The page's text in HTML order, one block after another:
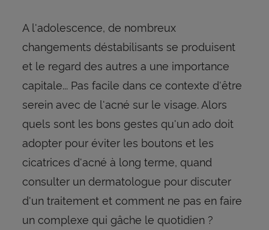
A l'adolescence, de nombreux
changements déstabilisants se produisent
et le regard des autres a une importance
capitale... Pas facile dans ce contexte d'être
serein avec de l'acné sur le visage. Alors
quels sont les bons gestes qu'un ado doit
adopter pour éviter les boutons et les
cicatrices d'acné à long terme, quand
consulter un dermatologue pour discuter
d'un traitement et comment ne pas en faire
un complexe qui gâche le quotidien ?